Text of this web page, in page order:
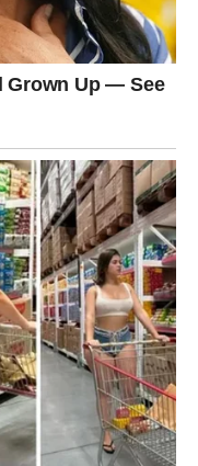
ljubavnu energiju.
osjećate i šta
istinu
pamtiti.